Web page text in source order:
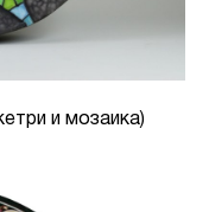
и мозаика)